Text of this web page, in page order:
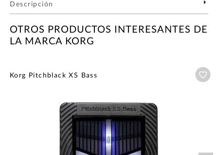
Descripción
OTROS PRODUCTOS INTERESANTES DE
LA MARCA KORG
Korg Pitchblack XS Bass